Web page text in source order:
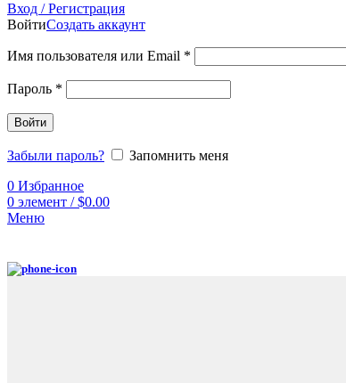
Вход / Регистрация
ВойтиСоздать аккаунт
Имя пользователя или Email *
Пароль *
Войти
Забыли пароль?
Запомнить меня
0 Избранное
0 элемент / $0.00
Меню